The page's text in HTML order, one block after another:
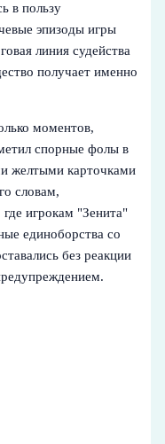
в пользу
эпизоды игры
линия судейства
получает именно
моментов,
спорные фолы в
желтыми карточками
словам,
игрокам "Зенита"
единоборства со
без реакции